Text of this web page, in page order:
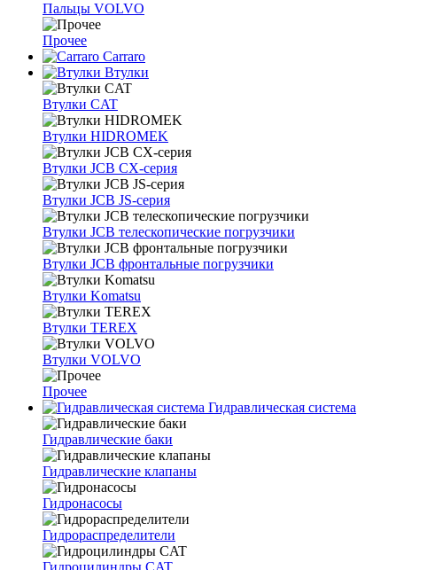
Пальцы VOLVO
Прочее
Carraro
Втулки
Втулки CAT
Втулки HIDROMEK
Втулки JCB CX-серия
Втулки JCB JS-серия
Втулки JCB телескопические погрузчики
Втулки JCB фронтальные погрузчики
Втулки Komatsu
Втулки TEREX
Втулки VOLVO
Прочее
Гидравлическая система
Гидравлические баки
Гидравлические клапаны
Гидронасосы
Гидрораспределители
Гидроцилиндры CAT